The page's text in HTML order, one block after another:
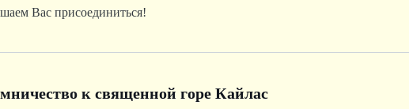
Вас присоединиться!
к священной горе Кайлас